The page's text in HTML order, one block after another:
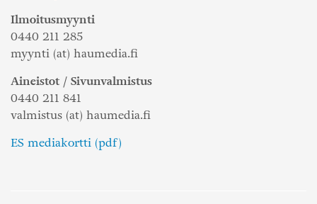
Ilmoitusmyynti
0440 211 285
myynti (at) haumedia.fi
Aineistot / Sivunvalmistus
0440 211 841
valmistus (at) haumedia.fi
ES mediakortti (pdf)